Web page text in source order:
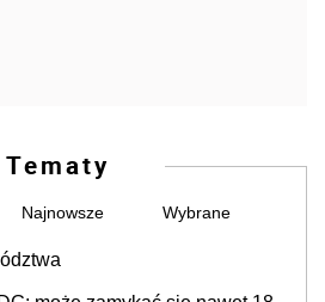
Tematy
Najnowsze Wybrane